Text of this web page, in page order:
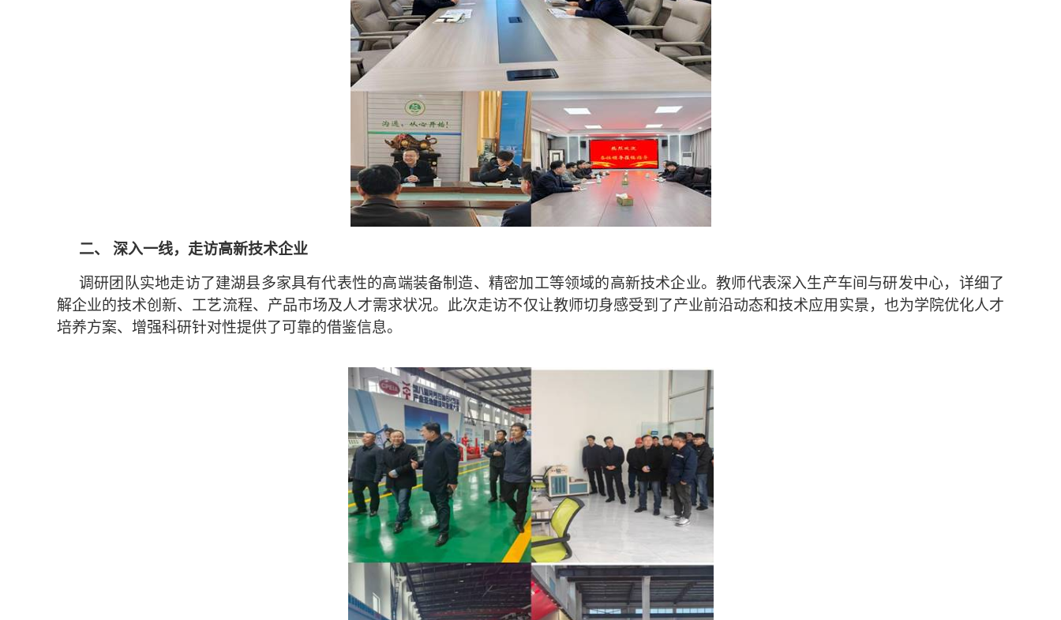
二、 深入一线，走访高新技术企业
调研团队实地走访了建湖县多家具有代表性的高端装备制造、精密加工等领域的高新技术企业。教师代表深入生产车间与研发中心，详细了
解企业的技术创新、工艺流程、产品市场及人才需求状况。此次走访不仅让教师切身感受到了产业前沿动态和技术应用实景，也为学院优化人才
培养方案、增强科研针对性提供了可靠的借鉴信息。